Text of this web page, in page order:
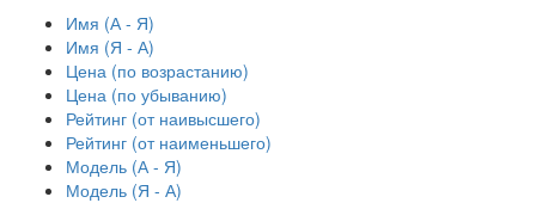
Имя (А - Я)
Имя (Я - А)
Цена (по возрастанию)
Цена (по убыванию)
Рейтинг (от наивысшего)
Рейтинг (от наименьшего)
Модель (А - Я)
Модель (Я - А)